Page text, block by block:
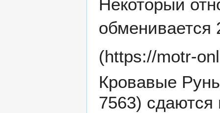
Некоторый
Кровавые
сдаются